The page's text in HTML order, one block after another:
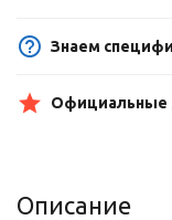
Знаем
Официальные
Описание